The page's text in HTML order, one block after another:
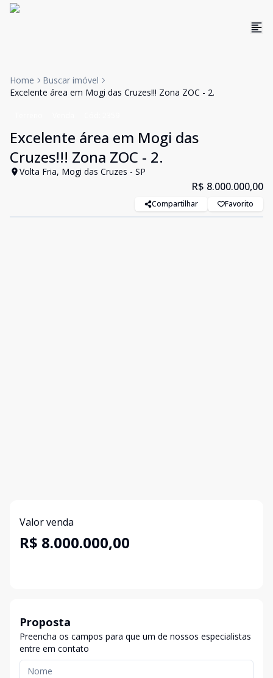
Home
Buscar imóvel
Excelente área em Mogi das Cruzes!!! Zona ZOC - 2.
Excelente área em Mogi das
Cruzes!!! Zona ZOC - 2.
Volta Fria, Mogi das Cruzes - SP
R$ 8.000.000,00
Compartilhar Favorito
Valor venda
R$ 8.000.000,00
Proposta
Preencha os campos para que um de nossos especialistas
entre em contato